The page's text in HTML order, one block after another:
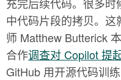
中代码片段的拷贝。
师 Matthew Butterick
合作调查对 Copilot 提
GitHub 用开源代码训